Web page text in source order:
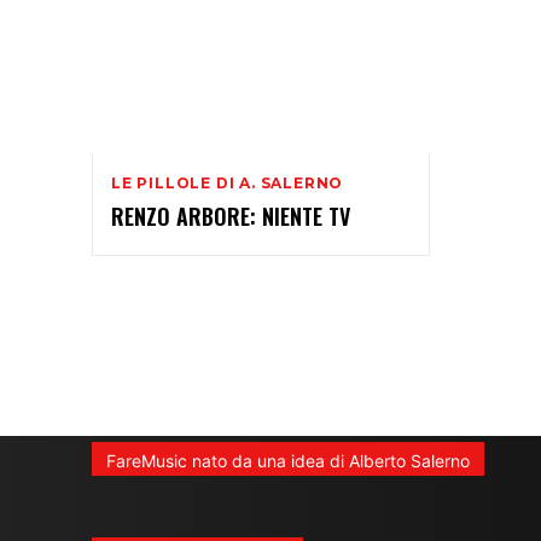
LE PILLOLE DI A. SALERNO
RENZO ARBORE: NIENTE TV
FareMusic nato da una idea di Alberto Salerno